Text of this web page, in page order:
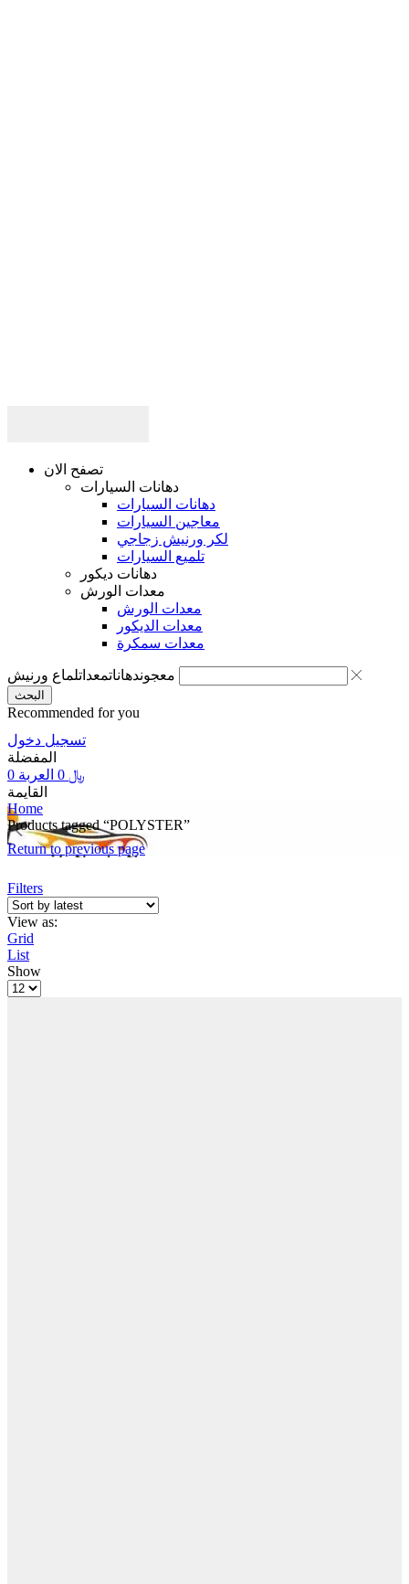
تصفح الان
دهانات السيارات
دهانات السيارات
معاجين السيارات
لكر ورنيش زجاجي
تلميع السيارات
دهانات ديكور
معدات الورش
معدات الورش
معدات الديكور
معدات سمكرة
معجوندهاناتمعداتلماع ورنيش
البحث
Recommended for you
تسجيل دخول
المفضلة
0
﷼
القايمة
Home
Products tagged “POLYSTER”
Return to previous page
Filters
View as:
Grid
List
Show
Products